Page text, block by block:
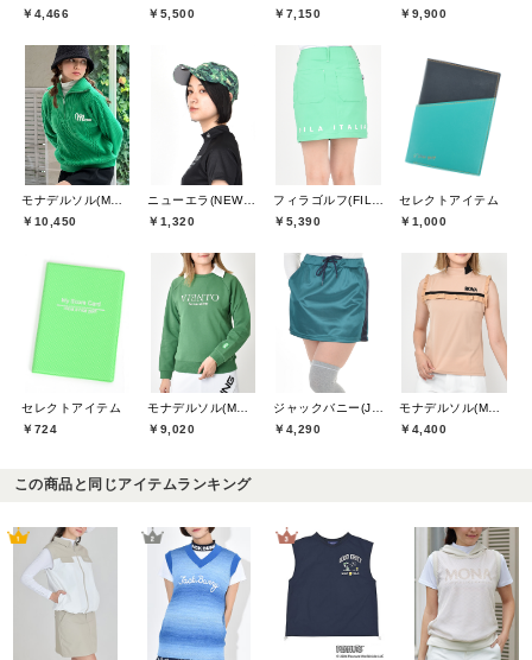
￥4,466
￥5,500
￥7,150
￥9,900
￥10,450
ニューエラ(NEW ERA)
￥1,320
￥5,390
セレクトアイテム
￥1,000
セレクトアイテム
￥724
￥9,020
￥4,290
￥4,400
この商品と同じアイテムランキング